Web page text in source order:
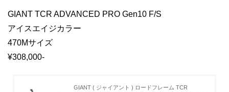
GIANT TCR ADVANCED PRO Gen10 F/S
アイスエイジカラー
470Mサイズ
¥308,000-
GIANT ( ジャイアント ) ロードフレーム TCR